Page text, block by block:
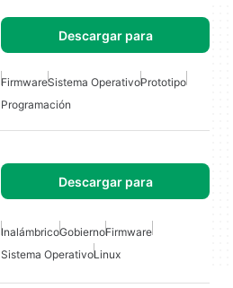
Descargar para
FirmwareSistema OperativoPrototipo
Programación
Descargar para
InalámbricoGobiernoFirmware
Sistema OperativoLinux